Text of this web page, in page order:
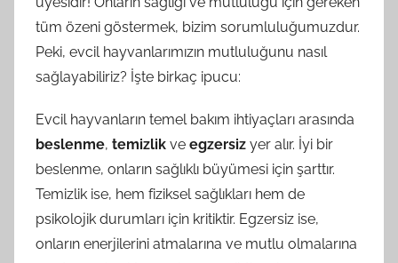
tüm özeni göstermek, bizim sorumluluğumuzdur.
Peki, evcil hayvanlarımızın mutluluğunu nasıl
sağlayabiliriz? İşte birkaç ipucu:
Evcil hayvanların temel bakım ihtiyaçları arasında
beslenme, temizlik ve egzersiz yer alır. İyi bir
beslenme, onların sağlıklı büyümesi için şarttır.
Temizlik ise, hem fiziksel sağlıkları hem de
psikolojik durumları için kritiktir. Egzersiz ise,
onların enerjilerini atmalarına ve mutlu olmalarına